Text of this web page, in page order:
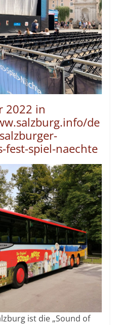
2022 in
de
fest-spiel-naechte
ist die „Sound of